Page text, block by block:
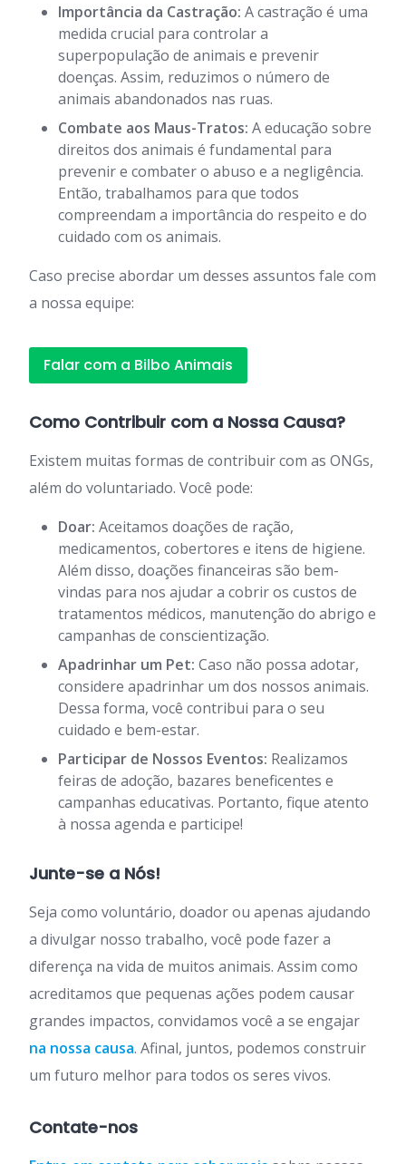
Importância da Castração: A castração é uma
medida crucial para controlar a
superpopulação de animais e prevenir
doenças. Assim, reduzimos o número de
animais abandonados nas ruas.
Combate aos Maus-Tratos: A educação sobre
direitos dos animais é fundamental para
prevenir e combater o abuso e a negligência.
Então, trabalhamos para que todos
compreendam a importância do respeito e do
cuidado com os animais.
Caso precise abordar um desses assuntos fale com
a nossa equipe:
Falar com a Bilbo Animais
Como Contribuir com a Nossa Causa?
Existem muitas formas de contribuir com as ONGs,
além do voluntariado. Você pode:
Doar: Aceitamos doações de ração,
medicamentos, cobertores e itens de higiene.
Além disso, doações financeiras são bem-
vindas para nos ajudar a cobrir os custos de
tratamentos médicos, manutenção do abrigo e
campanhas de conscientização.
Apadrinhar um Pet: Caso não possa adotar,
considere apadrinhar um dos nossos animais.
Dessa forma, você contribui para o seu
cuidado e bem-estar.
Participar de Nossos Eventos: Realizamos
feiras de adoção, bazares beneficentes e
campanhas educativas. Portanto, fique atento
à nossa agenda e participe!
Junte-se a Nós!
Seja como voluntário, doador ou apenas ajudando
a divulgar nosso trabalho, você pode fazer a
diferença na vida de muitos animais. Assim como
acreditamos que pequenas ações podem causar
grandes impactos, convidamos você a se engajar
na nossa causa. Afinal, juntos, podemos construir
um futuro melhor para todos os seres vivos.
Contate-nos